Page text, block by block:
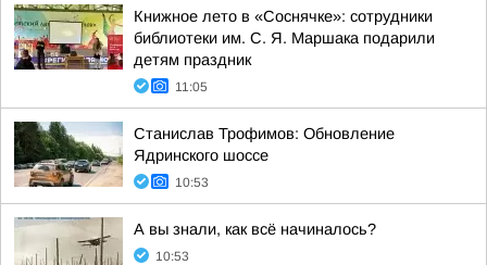
Книжное лето в «Соснячке»: сотрудники
библиотеки им. С. Я. Маршака подарили
детям праздник
11:05
Станислав Трофимов: Обновление
Ядринского шоссе
10:53
А вы знали, как всё начиналось?
10:53